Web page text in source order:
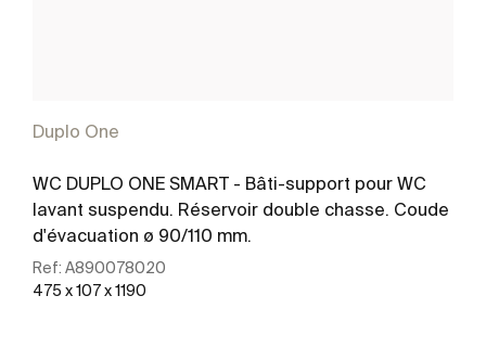
Duplo One
WC DUPLO ONE SMART - Bâti-support pour WC
lavant suspendu. Réservoir double chasse. Coude
d'évacuation ø 90/110 mm.
Ref: A890078020
475 x 107 x 1190